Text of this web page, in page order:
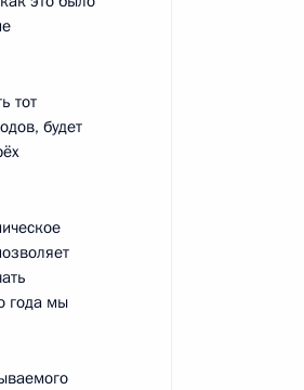
тот
будет
года мы